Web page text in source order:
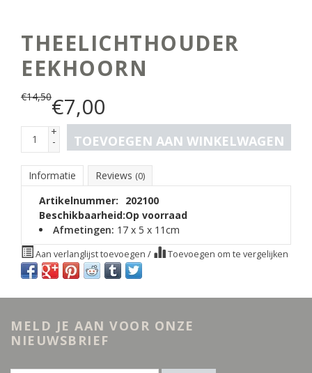
THEELICHTHOUDER
EEKHOORN
€14,50€7,00
+
- TOEVOEGEN AAN WINKELWAGEN
Informatie Reviews (0)
Artikelnummer:
202100
Beschikbaarheid:Op voorraad
Afmetingen: 17 x 5 x 11cm
Aan verlanglijst toevoegen / Toevoegen om te vergelijken
MELD JE AAN VOOR ONZE
NIEUWSBRIEF